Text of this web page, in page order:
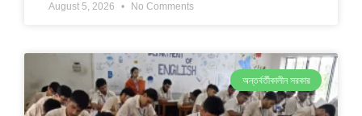
August 5, 2026 No Comments
অন্তর্বর্তীকালীন সরকার